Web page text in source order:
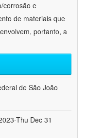
corrosão e
de materiais que
portanto, a
de São João
Thu Dec 31